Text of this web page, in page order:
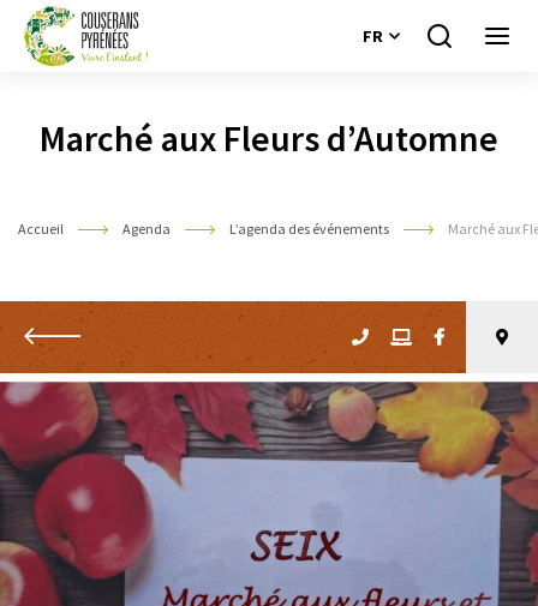
FR
Je
Marché aux Fleurs d’Automne
Accueil Agenda L’agenda des événements Marché aux
Retour